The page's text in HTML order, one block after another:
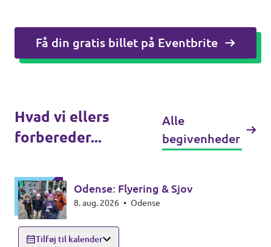
Få din gratis billet på Eventbrite
Hvad vi ellers
forbereder...
Alle
begivenheder
Odense: Flyering & Sjov
8. aug. 2026 • Odense
Tilføj til kalender